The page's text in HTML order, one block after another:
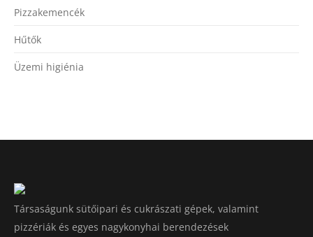
Pizzakemencék
Hűtők
Üzemi higiénia
Társaságunk sütőipari és cukrászati gépek, valamint
pizzériák és egyes nagykonyhai berendezések